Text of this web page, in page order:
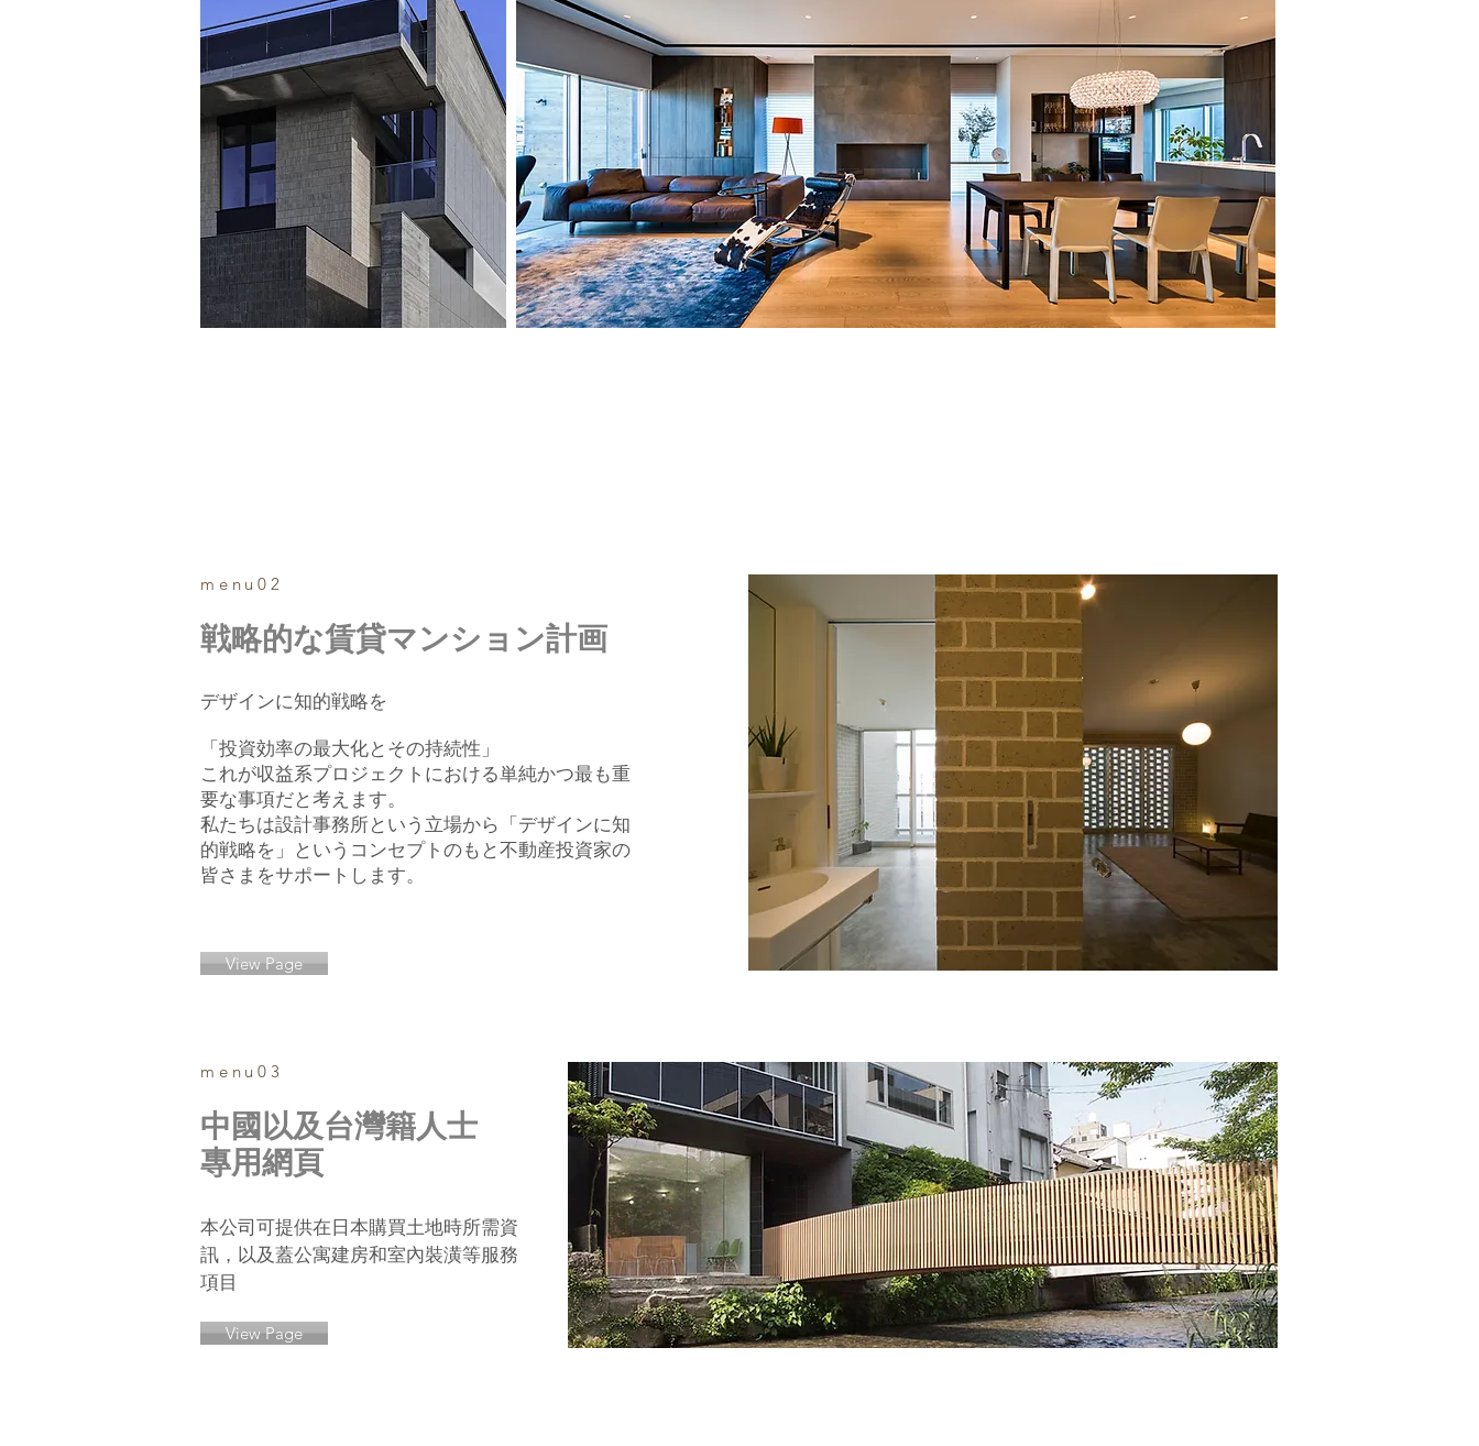
menu02
戦略的な賃貸マンション計画
デザインに知的戦略を
「投資効率の最大化とその持続性」
これが収益系プロジェクトにおける単純かつ最も重
要な事項だと考えます。
私たちは設計事務所という立場から「デザインに知
的戦略を」というコンセプトのもと不動産投資家の
皆さまをサポートします。
View Page
menu03
中國以及台灣籍人士
專用網頁
本公司可提供在日本購買土地時所需資
訊，以及蓋公寓建房和室內裝潢等服務
項目
View Page